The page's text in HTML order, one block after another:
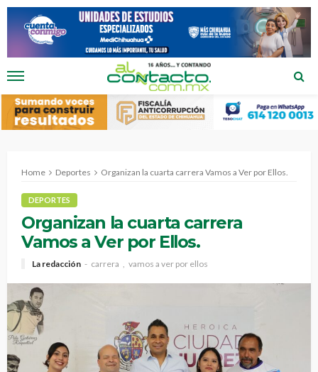
Home Deportes Organizan la cuarta carrera Vamos a Ver por Ellos.
DEPORTES
Organizan la cuarta carrera
Vamos a Ver por Ellos.
La redacción carrera vamos a ver por ellos